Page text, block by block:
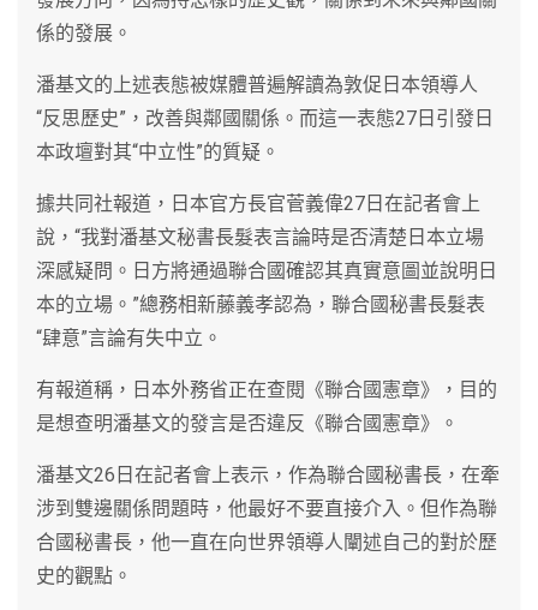
係的發展。
潘基文的上述表態被媒體普遍解讀為敦促日本領導人
“反思歷史”，改善與鄰國關係。而這一表態27日引發日
本政壇對其“中立性”的質疑。
據共同社報道，日本官方長官菅義偉27日在記者會上
說，“我對潘基文秘書長髮表言論時是否清楚日本立場
深感疑問。日方將通過聯合國確認其真實意圖並說明日
本的立場。”總務相新藤義孝認為，聯合國秘書長髮表
“肆意”言論有失中立。
有報道稱，日本外務省正在查閱《聯合國憲章》，目的
是想查明潘基文的發言是否違反《聯合國憲章》。
潘基文26日在記者會上表示，作為聯合國秘書長，在牽
涉到雙邊關係問題時，他最好不要直接介入。但作為聯
合國秘書長，他一直在向世界領導人闡述自己的對於歷
史的觀點。